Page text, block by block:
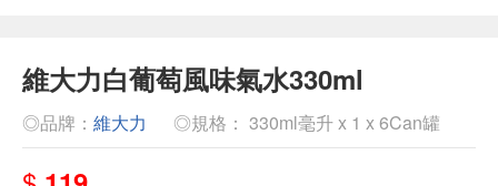
維大力白葡萄風味氣水330ml
◎品牌： 維大力 ◎規格： 330ml毫升 x 1 x 6Can罐